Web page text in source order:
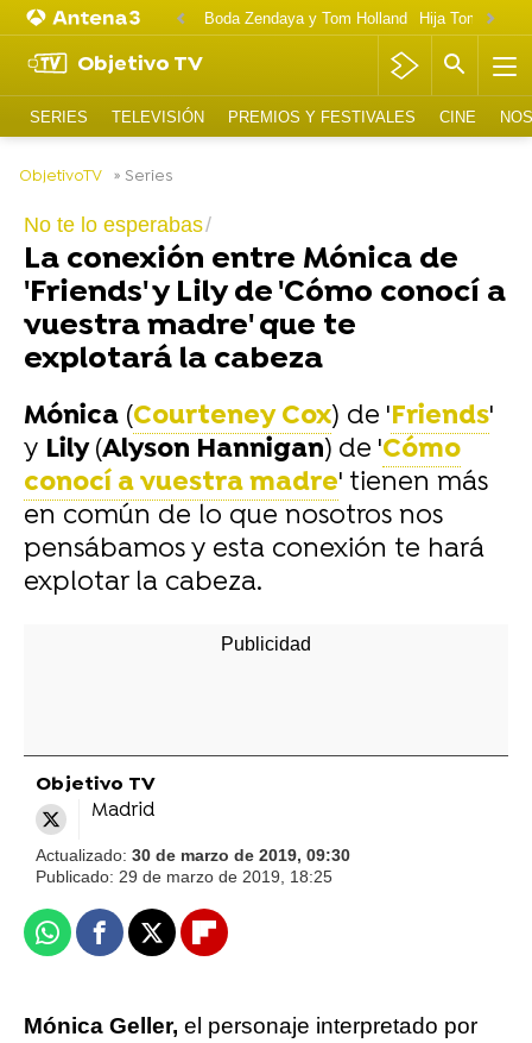
Boda Zendaya y Tom Holland Hija Tom
Objetivo TV
SERIES TELEVISIÓN PREMIOS Y FESTIVALES CINE
ObjetivoTV » Series
No te lo esperabas
La conexión entre Mónica de
'Friends' y Lily de 'Cómo conocí a
vuestra madre' que te
explotará la cabeza
Mónica (Courteney Cox) de 'Friends'
y Lily(Alyson Hannigan) de 'Cómo
conocí a vuestra madre' tienen más
en común de lo que nosotros nos
pensábamos y esta conexión te hará
explotar la cabeza.
Objetivo TV
Madrid
Actualizado: 30 de marzo de 2019, 09:30
Publicado: 29 de marzo de 2019, 18:25
WhatsappFacebook
X Flipboard
Mónica Geller, el personaje interpretado por